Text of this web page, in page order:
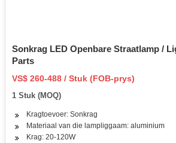
Sonkrag LED Openbare Straatlamp /
Parts
VS$ 260-488 / Stuk (FOB-prys)
1 Stuk (MOQ)
Kragtoevoer: Sonkrag
Materiaal van die lampliggaam: aluminium
Krag: 20-120W